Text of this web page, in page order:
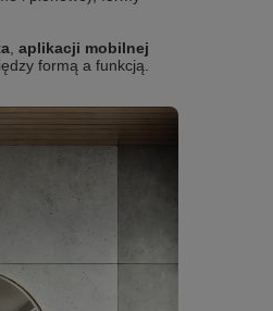
aplikacji mobilnej
formą a funkcją.